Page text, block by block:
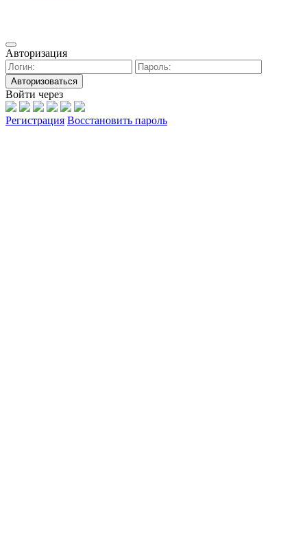
Авторизация
Авторизоваться
Войти через
Регистрация Восстановить пароль